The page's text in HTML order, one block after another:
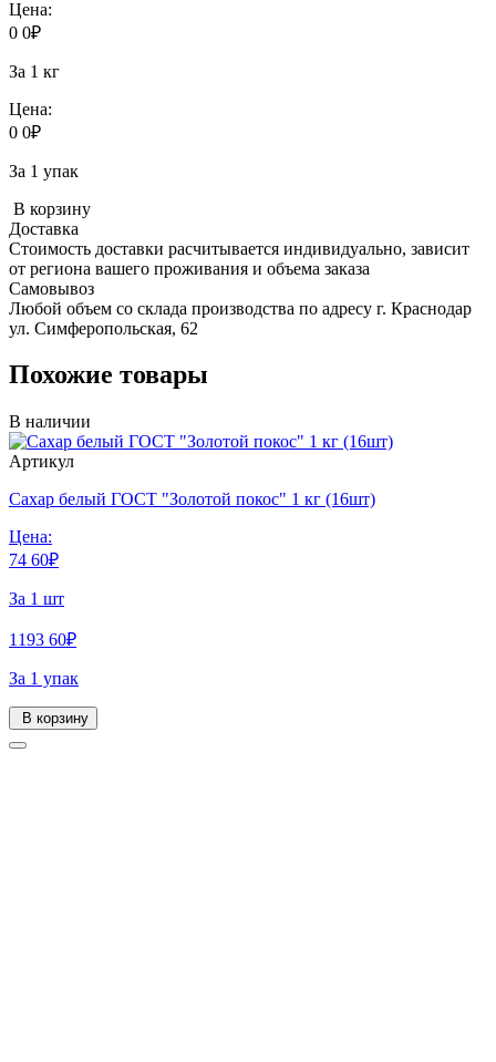
Цена:
0 0₽
За 1 кг
Цена:
0 0₽
За 1 упак
В корзину
Доставка
Стоимость доставки расчитывается индивидуально, зависит
от региона вашего проживания и объема заказа
Самовывоз
Любой объем со склада производства по адресу г. Краснодар
ул. Симферопольская, 62
Похожие товары
В наличии
Артикул
Сахар белый ГОСТ "Золотой покос" 1 кг (16шт)
Цена:
74 60₽
За 1 шт
1193 60₽
За 1 упак
В корзину